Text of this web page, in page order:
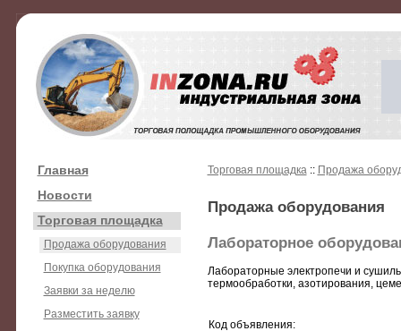
Главная
Новости
Торговая площадка
Продажа оборудования
Покупка оборудования
Заявки за неделю
Разместить заявку
Торговая площадка:: Продажа
Продажа оборудования
Лабораторное
Лабораторные электропечи и
термообработки, азотирования,
Код объявления: